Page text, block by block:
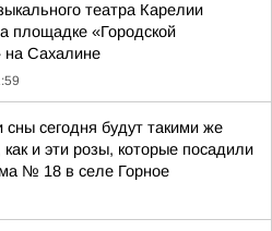
театра Карелии
площадке «Городской
Сахалине
сны сегодня будут такими же
и эти розы, которые посадили
№ 18 в селе Горное